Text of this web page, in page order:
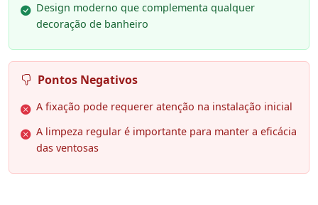
Design moderno que complementa qualquer
decoração de banheiro
Pontos Negativos
A fixação pode requerer atenção na instalação inicial
A limpeza regular é importante para manter a eficácia
das ventosas